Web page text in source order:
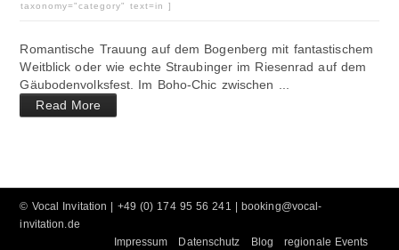
taxonomy="category" text=in ]
Romantische Trauung auf dem Bogenberg mit fantastischem
Weitblick oder wie echte Straubinger im Riesenrad auf dem
Gäubodenvolksfest. Im Boho-Chic zwischen ...
Read More
© Vocal Invitation | +49 (0) 174 95 56 241 | booking@vocal-
invitation.de
Impressum
Datenschutz Blog regionale Events